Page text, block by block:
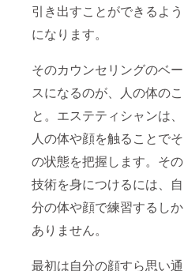
引き出すことができるよう
になります。
そのカウンセリングのベー
スになるのが、人の体のこ
と。エステティシャンは、
人の体や顔を触ることでそ
の状態を把握します。その
技術を身につけるには、自
分の体や顔で練習するしか
ありません。
最初は自分の顔すら思い通